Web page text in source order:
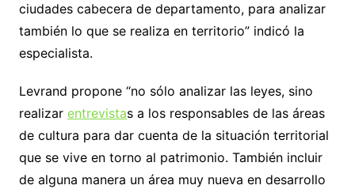
ciudades cabecera de departamento, para analizar
también lo que se realiza en territorio” indicó la
especialista.
Levrand propone “no sólo analizar las leyes, sino
realizar entrevistas a los responsables de las áreas
de cultura para dar cuenta de la situación territorial
que se vive en torno al patrimonio. También incluir
de alguna manera un área muy nueva en desarrollo